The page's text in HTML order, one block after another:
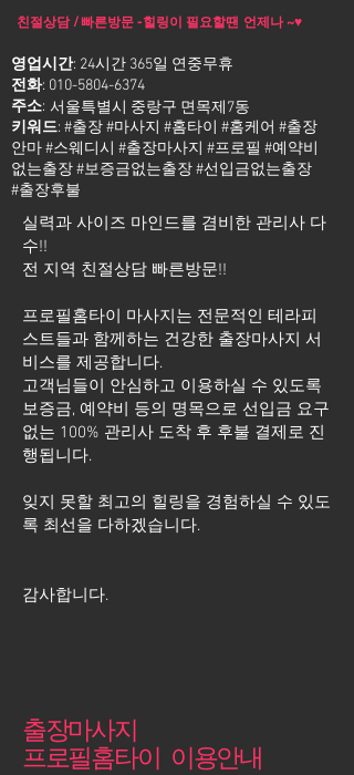
친절상담 / 빠른방문 -힐링이 필요할땐 언제나 ~♥
영업시간: 24시간 365일 연중무휴
전화: 010-5804-6374
주소:
키워드: #출장 #마사지 #홈타이 #홈케어 #출장
안마 #스웨디시 #출장마사지 #프로필 #예약비
없는출장 #보증금없는출장 #선입금없는출장
#출장후불
서울특별시 중랑구 면목제7동
실력과 사이즈 마인드를 겸비한 관리사 다
수!!
전 지역 친절상담 빠른방문!!
프로필홈타이 마사지는 전문적인 테라피
스트들과 함께하는 건강한 출장마사지 서
비스를 제공합니다.
고객님들이 안심하고 이용하실 수 있도록
보증금, 예약비 등의 명목으로 선입금 요구
없는 100% 관리사 도착 후 후불 결제로 진
행됩니다.
잊지 못할 최고의 힐링을 경험하실 수 있도
록 최선을 다하겠습니다.
​감사합니다.
출장마사지
프로필홈타이 이용안내